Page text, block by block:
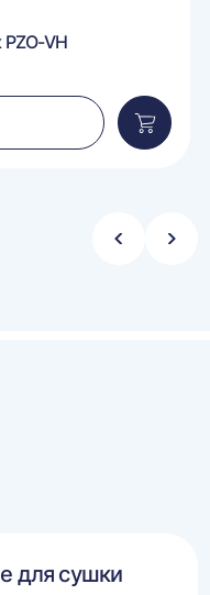
VH
в
Стрелка
для сушки